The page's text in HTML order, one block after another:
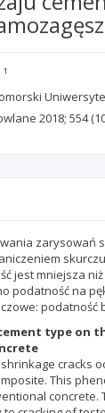
1
2018; 554
zarysowań
jest mniejsza
podatność na
type on
cracks
This